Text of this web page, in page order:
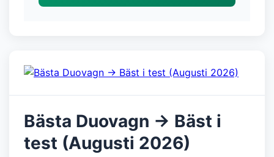
Bästa Duovagn → Bäst i
test (Augusti 2026)